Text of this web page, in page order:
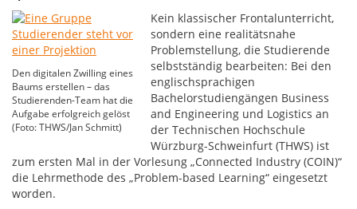
Den digitalen Zwilling eines
Baums erstellen – das
Studierenden-Team hat die
Aufgabe erfolgreich gelöst
(Foto: THWS/Jan Schmitt)
Kein klassischer Frontalunterricht,
sondern eine realitätsnahe
Problemstellung, die Studierende
selbstständig bearbeiten: Bei den
englischsprachigen
Bachelorstudiengängen Business
and Engineering und Logistics an
der Technischen Hochschule
Würzburg-Schweinfurt (THWS) ist
zum ersten Mal in der Vorlesung „Connected Industry (COIN)“
die Lehrmethode des „Problem-based Learning“ eingesetzt
worden.